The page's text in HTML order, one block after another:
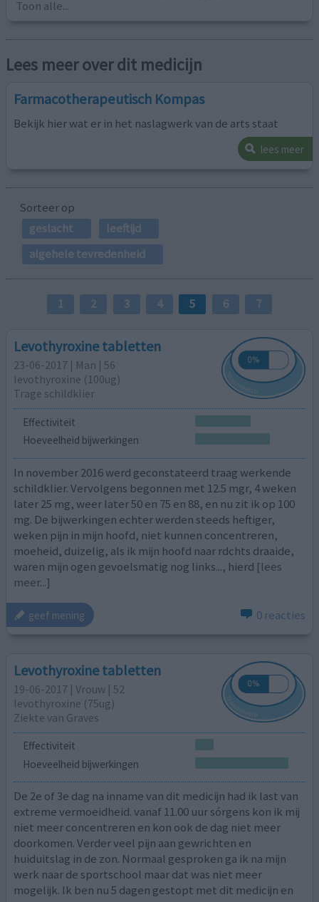
Toon alle...
Lees meer over dit medicijn
Farmacotherapeutisch Kompas
Bekijk hier wat er in het naslagwerk van de arts staat
lees meer
Sorteer op
geslacht
leeftijd
algehele tevredenheid
1 2 3 4 5 6 7
Levothyroxine tabletten
23-06-2017 | Man | 56
levothyroxine (100ug)
Trage schildklier
Effectiviteit
Hoeveelheid bijwerkingen
In november 2016 werd geconstateerd traag werkende
schildklier. Vervolgens begonnen met 12.5 mgr, 4 weken
later 25 mg, weer later 50 en 75 en 88, en nu zit ik op 100
mg. De bijwerkingen echter werden steeds heftiger,
weken pijn in mijn hoofd, niet kunnen concentreren,
moeheid, duizelig, als ik mijn hoofd naar rdchts draaide,
waren mijn ogen gevoelsmatig nog links..., hierd [lees
meer...]
geef mening 0 reacties
Levothyroxine tabletten
19-06-2017 | Vrouw | 52
levothyroxine (75ug)
Ziekte van Graves
Effectiviteit
Hoeveelheid bijwerkingen
De 2e of 3e dag na inname van dit medicijn had ik last van
extreme vermoeidheid. vanaf 11.00 uur sórgens kon ik mij
niet meer concentreren en kon ook de dag niet meer
doorkomen. Verder veel pijn aan gewrichten en
huiduitslag in de zon. Normaal gesproken ga ik na mijn
werk naar de sportschool maar dat was niet meer
mogelijk. Ik ben nu 5 dagen gestopt met dit medicijn en